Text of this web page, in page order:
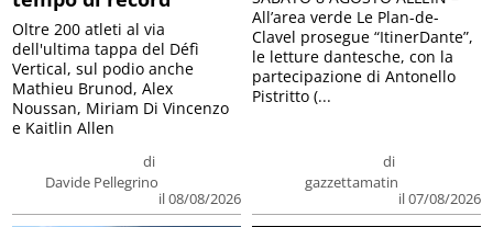
di
Davide Pellegrino
il 08/08/2026
Oltre 200 atleti al via
dell'ultima tappa del Défì
Vertical, sul podio anche
Mathieu Brunod, Alex
Noussan, Miriam Di Vincenzo
e Kaitlin Allen
di
gazzettamatin
il 07/08/2026
All’area verde Le Plan-de-
Clavel prosegue “ItinerDante”,
le letture dantesche, con la
partecipazione di Antonello
Pistritto (...